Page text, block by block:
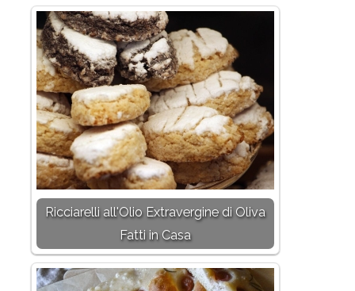
Ricciarelli all'Olio Extravergine di Oliva
Fatti in Casa